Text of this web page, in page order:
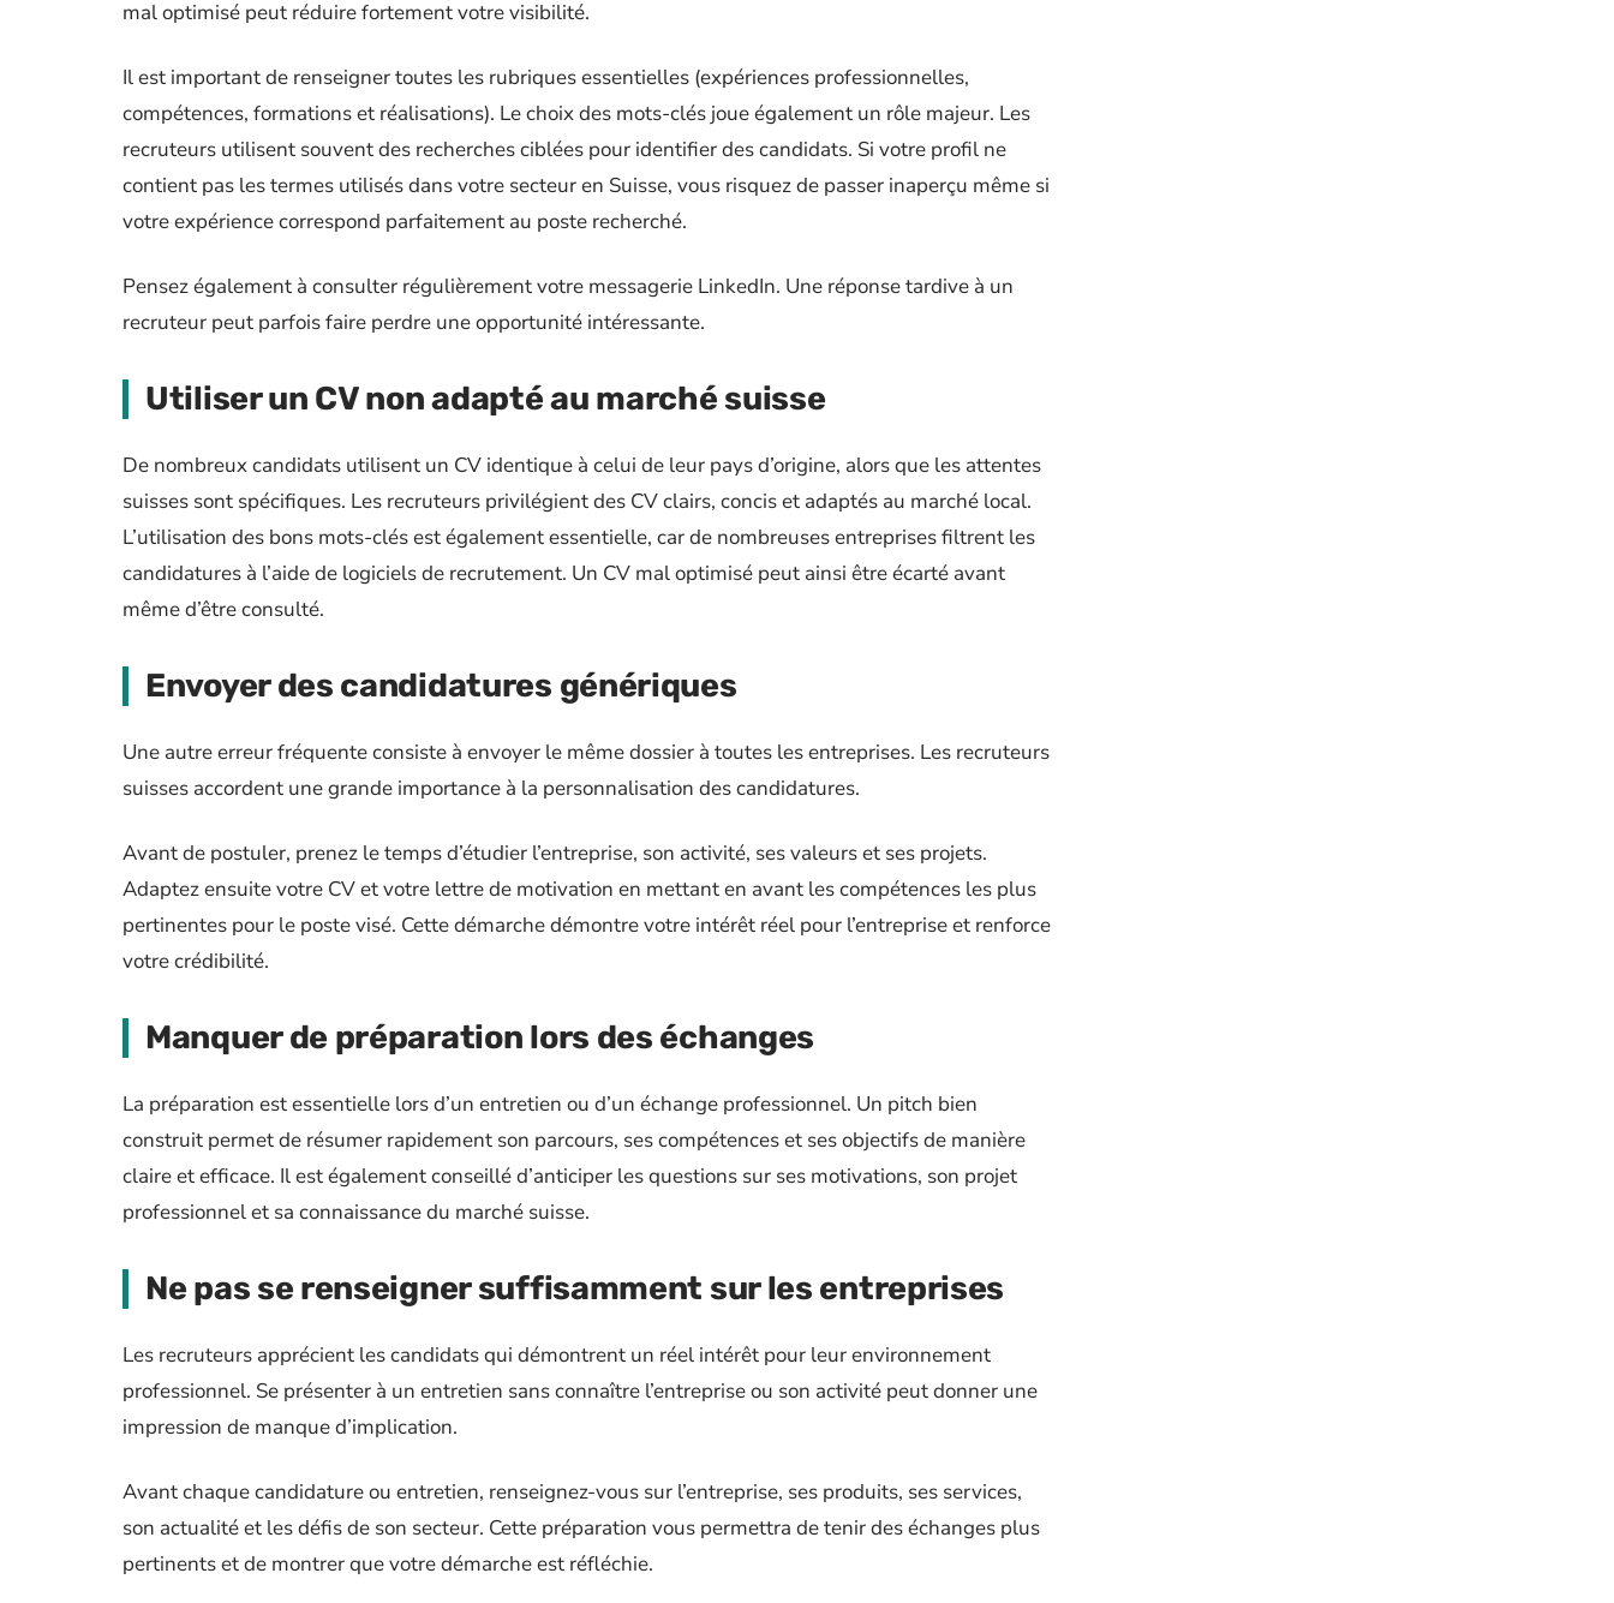
mal optimisé peut réduire fortement votre visibilité.
Il est important de renseigner toutes les rubriques essentielles (expériences professionnelles,
compétences, formations et réalisations). Le choix des mots-clés joue également un rôle majeur. Les
recruteurs utilisent souvent des recherches ciblées pour identifier des candidats. Si votre profil ne
contient pas les termes utilisés dans votre secteur en Suisse, vous risquez de passer inaperçu même si
votre expérience correspond parfaitement au poste recherché.
Pensez également à consulter régulièrement votre messagerie LinkedIn. Une réponse tardive à un
recruteur peut parfois faire perdre une opportunité intéressante.
Utiliser un CV non adapté au marché suisse
De nombreux candidats utilisent un CV identique à celui de leur pays d’origine, alors que les attentes
suisses sont spécifiques. Les recruteurs privilégient des CV clairs, concis et adaptés au marché local.
L’utilisation des bons mots-clés est également essentielle, car de nombreuses entreprises filtrent les
candidatures à l’aide de logiciels de recrutement. Un CV mal optimisé peut ainsi être écarté avant
même d’être consulté.
Envoyer des candidatures génériques
Une autre erreur fréquente consiste à envoyer le même dossier à toutes les entreprises. Les recruteurs
suisses accordent une grande importance à la personnalisation des candidatures.
Avant de postuler, prenez le temps d’étudier l’entreprise, son activité, ses valeurs et ses projets.
Adaptez ensuite votre CV et votre lettre de motivation en mettant en avant les compétences les plus
pertinentes pour le poste visé. Cette démarche démontre votre intérêt réel pour l’entreprise et renforce
votre crédibilité.
Manquer de préparation lors des échanges
La préparation est essentielle lors d’un entretien ou d’un échange professionnel. Un pitch bien
construit permet de résumer rapidement son parcours, ses compétences et ses objectifs de manière
claire et efficace. Il est également conseillé d’anticiper les questions sur ses motivations, son projet
professionnel et sa connaissance du marché suisse.
Ne pas se renseigner suffisamment sur les entreprises
Les recruteurs apprécient les candidats qui démontrent un réel intérêt pour leur environnement
professionnel. Se présenter à un entretien sans connaître l’entreprise ou son activité peut donner une
impression de manque d’implication.
Avant chaque candidature ou entretien, renseignez-vous sur l’entreprise, ses produits, ses services,
son actualité et les défis de son secteur. Cette préparation vous permettra de tenir des échanges plus
pertinents et de montrer que votre démarche est réfléchie.